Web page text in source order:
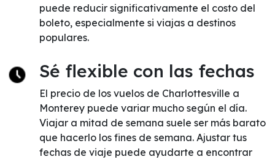
puede reducir significativamente el costo del
boleto, especialmente si viajas a destinos
populares.
Sé flexible con las fechas
El precio de los vuelos de Charlottesville a
Monterey puede variar mucho según el día.
Viajar a mitad de semana suele ser más barato
que hacerlo los fines de semana. Ajustar tus
fechas de viaje puede ayudarte a encontrar